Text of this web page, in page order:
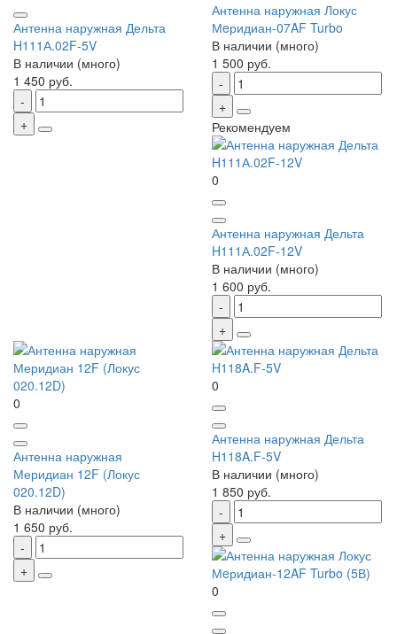
Антенна наружная Дельта
H111А.02F-5V
В наличии (много)
1 450 руб.
Антенна наружная Локус
Мeридиан-07AF Turbo
В наличии (много)
1 500 руб.
Рекомендуем
0
Антенна наружная Дельта
H111А.02F-12V
В наличии (много)
1 600 руб.
0
Антенна наружная
Меридиан 12F (Локус
020.12D)
В наличии (много)
1 650 руб.
0
Антенна наружная Дельта
H118A.F-5V
В наличии (много)
1 850 руб.
0